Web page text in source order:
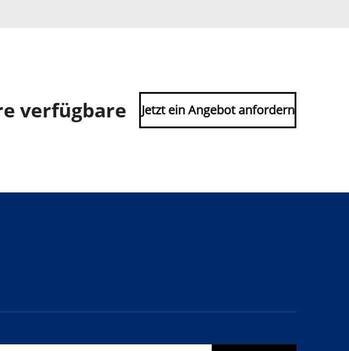
verfügbare
Jetzt ein Angebot anfordern